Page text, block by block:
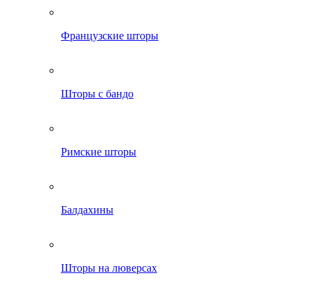
Французские шторы
Шторы с бандо
Римские шторы
Балдахины
Шторы на люверсах